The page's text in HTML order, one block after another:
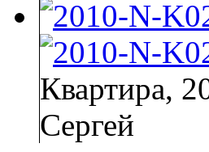
Квартира,
Сергей